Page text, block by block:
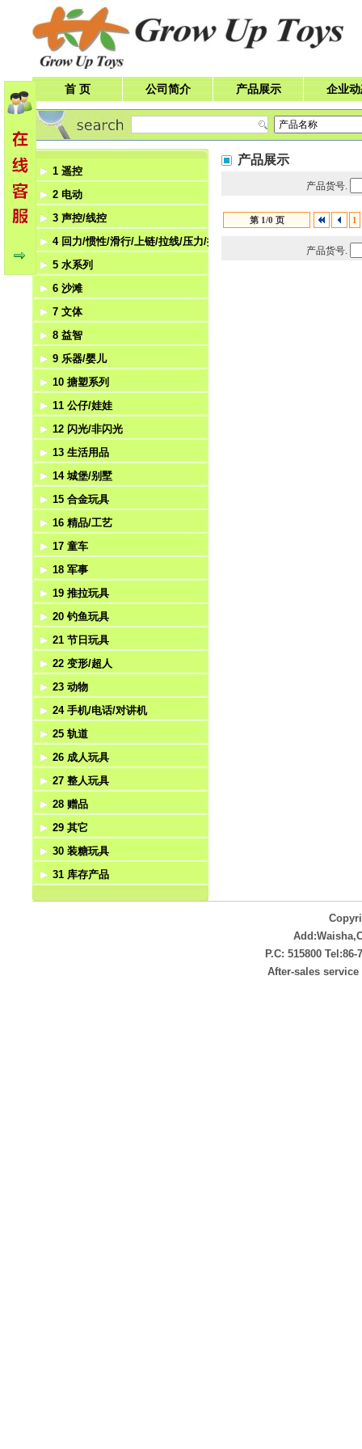
首 页 公司简介 产品展示 企业
1 遥控
遥控车
遥控飞机
遥控船
遥控飞碟
遥控机器人
2 电动
电动飞机
电动船
电动机器人
电动车
3 声控/线控
声控
线控
4 回力/惯性/滑行/上链/拉线/压力/挺力
回力
惯性
滑行
上链
拉线
压力
挺力
5 水系列
水枪
水机
泡泡玩具
6 沙滩
沙滩7 文体
体育
文具
游戏
弹射
匙扣吊饰
风扇
赌具
风筝/气球
风车
相机
帐篷
望远镜
游泳镜
8 益智
积木
拼图魔方
学习机
棋类
自装
魔术玩具
迷宫
其它益智
9 乐器/婴儿
乐器
婴儿
手拍
哨子
10 搪塑系列
搪塑系列
11 公仔/娃娃
不倒翁
毛绒玩具
公仔
太阳能公仔
12 闪光/非闪光
陀螺
悠悠球
闪光棒/魔术棒
闪光刀剑
电动枪/八音枪
夜光系列
火石枪/打鼓枪
13 生活用品
医具
工具
餐具/厨具
家具
茶具
水果套
化妆品
饰品
洁具
14 城堡/别墅
城堡
别墅
游乐园
狂野大战系列
十字军系列
动物乐园系列
其它系列套装
15 合金玩具
合金回力
合金惯性
合金滑行
合金电动
合金遥控
16 精品/工艺
相架/相框
时钟
台灯
手表
工艺
香水座/香座
音乐盒
精品
手电筒
17 童车
电动童车
遥控童车
脚踏车
18 军事
工程套
武器/刀剑
警察套
军人
消防套
海盗
西部牛仔
19 推拉玩具
推拉玩具
20 钓鱼玩具
钓鱼
电动钓鱼
上链钓鱼
21 节日玩具
圣诞节
万圣节（鬼节）
面具
22 变形/超人
变形机器人
其它超人系列
23 动物
非电动动物
电动动物
遥控动物
回力动物
惯性动物
上链动物
拉线动物
压力动物
挺力动物
24 手机/电话/对讲机
手机
电话
对讲机
25 轨道
轨道26 成人玩具
成人玩具
电动成人玩具
27 整人玩具
整人玩具
28 赠品
赠品29 其它
非电动
其它电动类
30 装糖玩具
装糖玩具
31 库存产品
库存产品
产品展示
产品货号.
第 1/0 页 1
产品货号.
P.C: 515800 Tel:86-
After-sales